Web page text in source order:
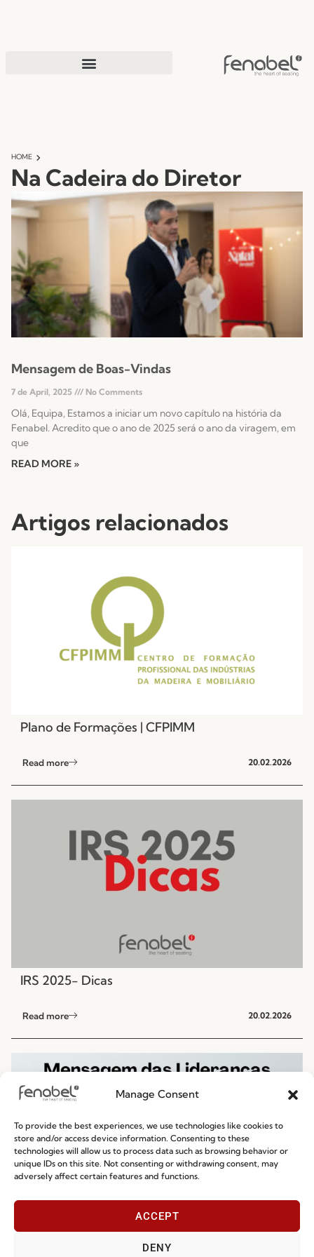
Manage Consent
To provide the best experiences, we use technologies like cookies to
store and/or access device information. Consenting to these
technologies will allow us to process data such as browsing behavior or
unique IDs on this site. Not consenting or withdrawing consent, may
adversely affect certain features and functions.
ACCEPT
DENY
HOME
Na Cadeira do Diretor
Mensagem de Boas-Vindas
7 de April, 2025 No Comments
Olá, Equipa, Estamos a iniciar um novo capítulo na história da
Fenabel. Acredito que o ano de 2025 será o ano da viragem, em
que
READ MORE »
Artigos relacionados
Plano de Formações | CFPIMM
Read more 20.02.2026
IRS 2025- Dicas
Read more 20.02.2026
Mensagem da Liderança | Especial dia dos